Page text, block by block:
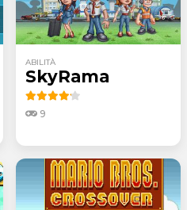
ABILITÀ
SkyRama
9